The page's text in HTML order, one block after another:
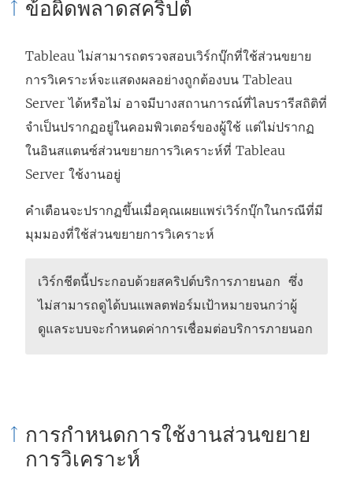
ข้อผิดพลาดสคริปต์
Tableau ไม่สามารถตรวจสอบเวิร์กบุ๊กที่ใช้ส่วนขยาย
การวิเคราะห์จะแสดงผลอย่างถูกต้องบน Tableau
Server ได้หรือไม่ อาจมีบางสถานการณ์ที่ไลบรารีสถิติที่
จำเป็นปรากฏอยู่ในคอมพิวเตอร์ของผู้ใช้ แต่ไม่ปรากฏ
ในอินสแตนซ์ส่วนขยายการวิเคราะห์ที่ Tableau
Server ใช้งานอยู่
คำเตือนจะปรากฏขึ้นเมื่อคุณเผยแพร่เวิร์กบุ๊กในกรณีที่มี
มุมมองที่ใช้ส่วนขยายการวิเคราะห์
เวิร์กชีตนี้ประกอบด้วยสคริปต์บริการภายนอก ซึ่ง
ไม่สามารถดูได้บนแพลตฟอร์มเป้าหมายจนกว่าผู้
ดูแลระบบจะกำหนดค่าการเชื่อมต่อบริการภายนอก
การกำหนดการใช้งานส่วนขยาย
การวิเคราะห์